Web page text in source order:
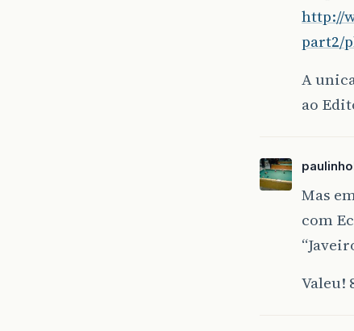
http://
part2/
A
ao
Mas
com
Valeu!